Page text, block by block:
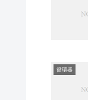
循環器